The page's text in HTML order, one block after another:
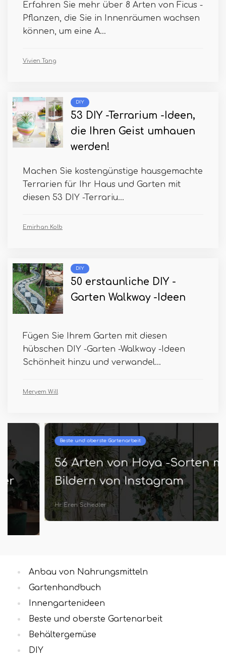
Erfahren Sie mehr über 8 Arten von Ficus -
Pflanzen, die Sie in Innenräumen wachsen
können, um eine A...
Vivien Tang
DIY
53 DIY -Terrarium -Ideen,
die Ihren Geist umhauen
werden!
Machen Sie kostengünstige hausgemachte
Terrarien für Ihr Haus und Garten mit
diesen 53 DIY -Terrariu...
Emirhan Kolb
DIY
50 erstaunliche DIY -
Garten Walkway -Ideen
Fügen Sie Ihrem Garten mit diesen
hübschen DIY -Garten -Walkway -Ideen
Schönheit hinzu und verwandel...
Meryem Will
Beste und oberste Gartenarbeit
56 Arten von Hoya -Sorten mit
Bildern von Instagram
Hr. Eren Schedler
Anbau von Nahrungsmitteln
Gartenhandbuch
Innengartenideen
Beste und oberste Gartenarbeit
Behältergemüse
DIY